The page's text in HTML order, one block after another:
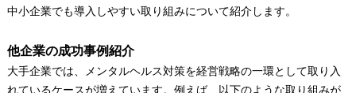
中小企業でも導入しやすい取り組みについて紹介します。
他企業の成功事例紹介
大手企業では、メンタルヘルス対策を経営戦略の一環として取り入
れているケースが増えています。例えば、以下のような取り組みが